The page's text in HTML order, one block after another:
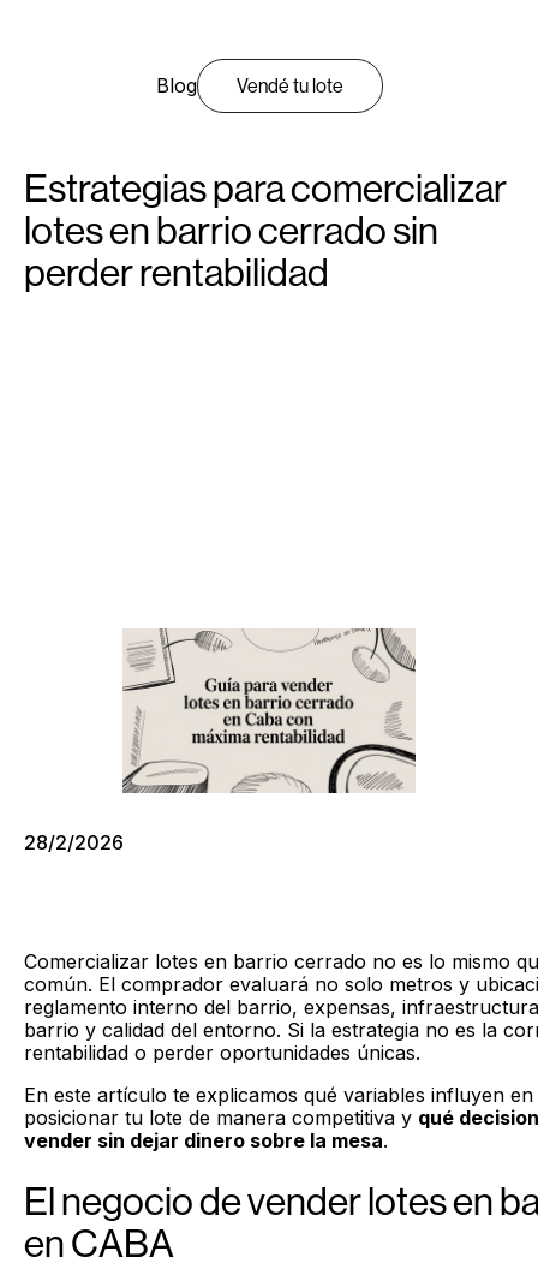
Blog Vendé tu lote
Estrategias para comercializar
lotes en barrio cerrado sin
perder rentabilidad
28/2/2026
Comercializar lotes en barrio cerrado no es lo mismo
común. El comprador evaluará no solo metros y
reglamento interno del barrio, expensas,
barrio y calidad del entorno. Si la estrategia no es la
rentabilidad o perder oportunidades únicas.
En este artículo te explicamos qué variables influyen
posicionar tu lote de manera competitiva y qué
vender sin dejar dinero sobre la mesa.
El negocio de vender lotes en
en CABA